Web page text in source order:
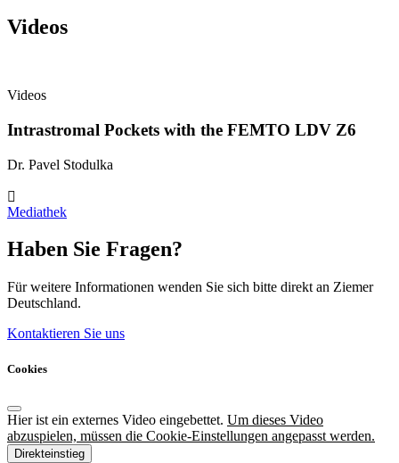
Videos
Videos
Intrastromal Pockets with the FEMTO LDV Z6
Dr. Pavel Stodulka
Mediathek
Haben Sie Fragen?
Für weitere Informationen wenden Sie sich bitte direkt an Ziemer
Deutschland.
Kontaktieren Sie uns
Cookies
Hier ist ein externes Video eingebettet. Um dieses Video
abzuspielen, müssen die Cookie-Einstellungen angepasst werden.
Direkteinstieg